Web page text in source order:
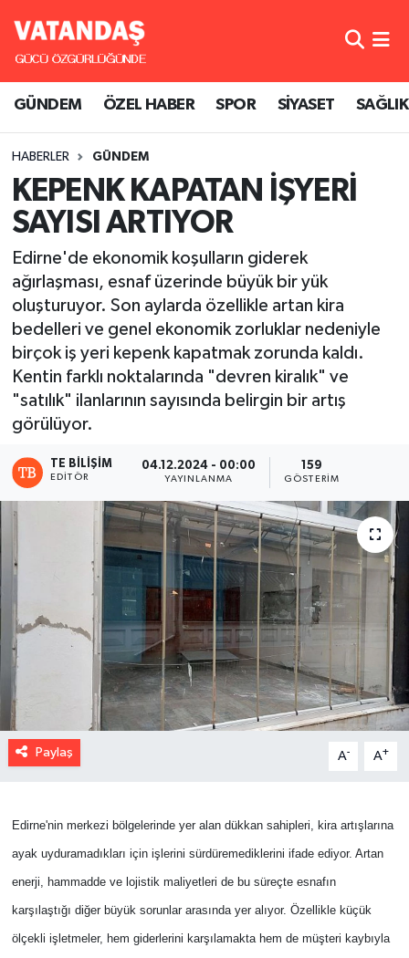
GÜNDEM ÖZEL HABER SPOR SİYASET SAĞLIK
HABERLER GÜNDEM
KEPENK KAPATAN İŞYERİ
SAYISI ARTIYOR
Edirne'de ekonomik koşulların giderek
ağırlaşması, esnaf üzerinde büyük bir yük
oluşturuyor. Son aylarda özellikle artan kira
bedelleri ve genel ekonomik zorluklar nedeniyle
birçok iş yeri kepenk kapatmak zorunda kaldı.
Kentin farklı noktalarında "devren kiralık" ve
"satılık" ilanlarının sayısında belirgin bir artış
görülüyor.
TE BILIŞIM
EDITÖR
04.12.2024 - 00:00
YAYINLANMA
159
GÖSTERIM
Paylaş A- A+
Edirne'nin merkezi bölgelerinde yer alan dükkan sahipleri, kira artışlarına
ayak uyduramadıkları için işlerini sürdüremediklerini ifade ediyor. Artan
enerji, hammadde ve lojistik maliyetleri de bu süreçte esnafın
karşılaştığı diğer büyük sorunlar arasında yer alıyor. Özellikle küçük
ölçekli işletmeler, hem giderlerini karşılamakta hem de müşteri kaybıyla
GÜNDEM
SPOR
SİYASET
SAĞLIK
Hava Durumu
Süper Lig Puan Durumu ve Fikstür
Tüm Manşetler
Son Dakika Haberleri
Haber Arşivi